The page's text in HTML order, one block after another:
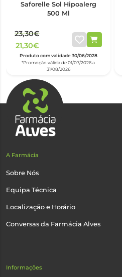
*Promoção válida de 01/07/2026 a
31/08/2026
Saforelle Sol Hipoalerg
500 Ml
23,30€
21,30€
Produto com validade 30/06/2028
A Farmácia
Sobre Nós
Equipa Técnica
Localização e Horário
Conversas da Farmácia Alves
Informações